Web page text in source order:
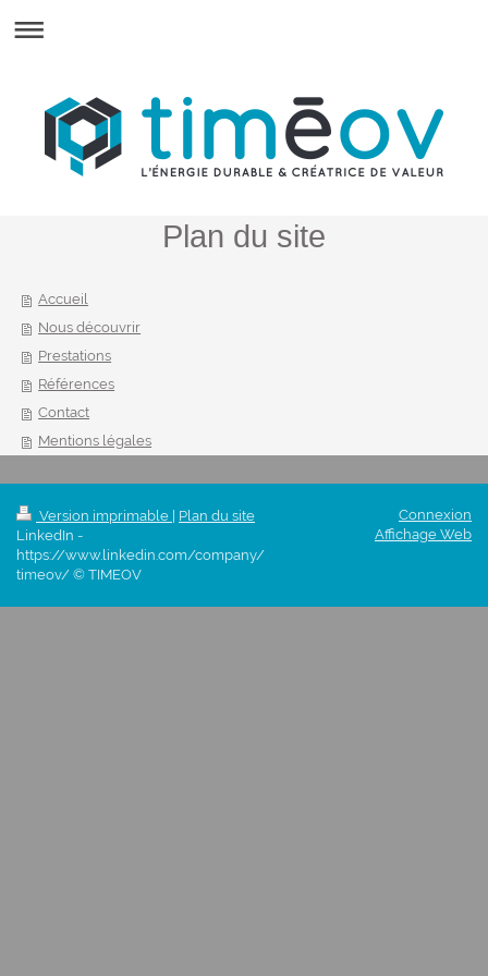
Plan du site
Accueil
Nous découvrir
Prestations
Références
Contact
Mentions légales
Version imprimable
Plan du site
LinkedIn -
https://www.linkedin.com/company/
timeov/ © TIMEOV
Connexion
Affichage Web